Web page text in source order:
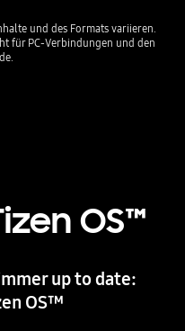
für PC-Verbindungen und den
OS™
up to date:
OS™